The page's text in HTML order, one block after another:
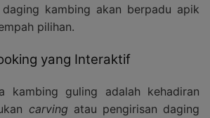
kambing akan berpadu apik
pilihan.
yang Interaktif
kambing guling adalah kehadiran
carving atau pengirisan daging